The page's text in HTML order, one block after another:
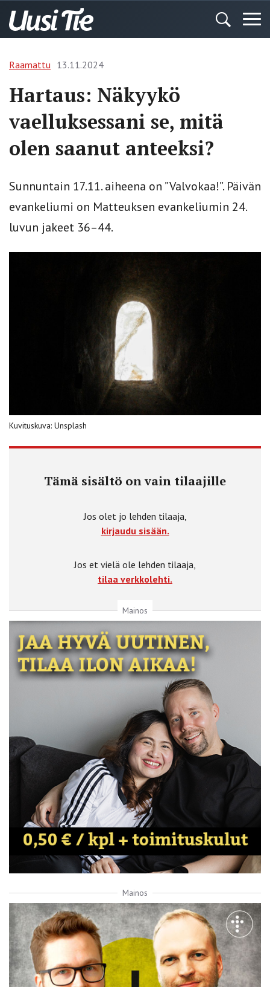
Raamattu 13.11.2024
Hartaus: Näkyykö
vaelluksessani se, mitä
olen saanut anteeksi?
Sunnuntain 17.11. aiheena on ”Valvokaa!”. Päivän
evankeliumi on Matteuksen evankeliumin 24.
luvun jakeet 36–44.
Kuvituskuva: Unsplash
Tämä sisältö on vain tilaajille
Jos olet jo lehden tilaaja,
kirjaudu sisään.
Jos et vielä ole lehden tilaaja,
tilaa verkkolehti.
Mainos
Mainos